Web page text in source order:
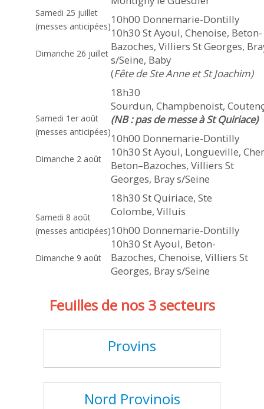
on les voit vivre dans le monde,
mais le culte qu’ils rendent à Dieu
demeure invisible.
Samedi 25 juillet
(messes anticipées)
Dimanche 26 juillet
10h00 Donnemarie-Dontilly
10h30 St Ayoul, Chenoise, Beton-
Bazoches, Villiers St Georges,
s/Seine, Baby
(Fête de Ste Anne et St Joachim)
Samedi 1er août
(messes anticipées)
Dimanche 2 août
18h30
Sourdun, Champbenoist,
(NB : pas de messe à St Quiriace)
10h00 Donnemarie-Dontilly
10h30 St Ayoul, Longueville,
Beton–Bazoches, Villiers St
Georges, Bray s/Seine
Samedi 8 août
(messes anticipées)
Dimanche 9 août
18h30 St Quiriace, Ste
Colombe, Villuis
10h00 Donnemarie-Dontilly
10h30 St Ayoul, Beton-
Bazoches, Chenoise, Villiers St
Georges, Bray s/Seine
Feuilles de nos 3 secteurs
Provins
Nord Provinois